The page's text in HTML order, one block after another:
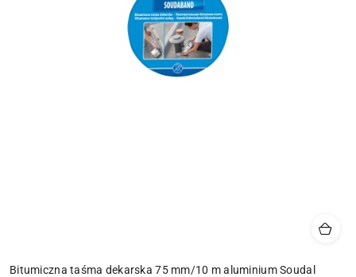
Bitumiczna taśma dekarska 75 mm/10 m aluminium Soudal